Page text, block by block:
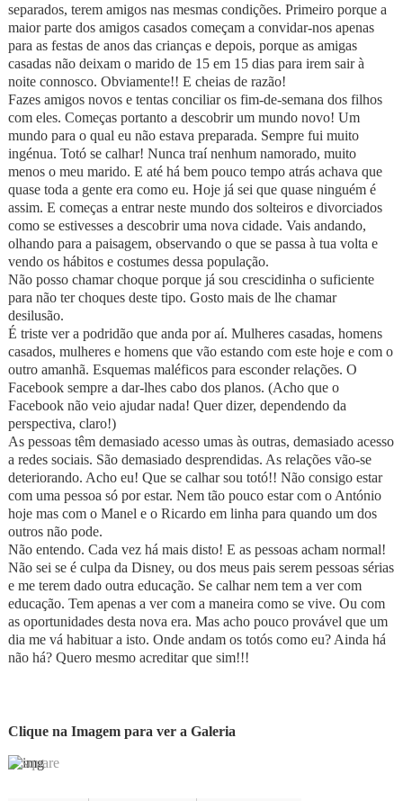
separados, terem amigos nas mesmas condições. Primeiro porque a
maior parte dos amigos casados começam a convidar-nos apenas
para as festas de anos das crianças e depois, porque as amigas
casadas não deixam o marido de 15 em 15 dias para irem sair à
noite connosco. Obviamente!! E cheias de razão!
Fazes amigos novos e tentas conciliar os fim‑de‑semana dos filhos
com eles. Começas portanto a descobrir um mundo novo! Um
mundo para o qual eu não estava preparada. Sempre fui muito
ingénua. Totó se calhar! Nunca traí nenhum namorado, muito
menos o meu marido. E até há bem pouco tempo atrás achava que
quase toda a gente era como eu. Hoje já sei que quase ninguém é
assim. E começas a entrar neste mundo dos solteiros e divorciados
como se estivesses a descobrir uma nova cidade. Vais andando,
olhando para a paisagem, observando o que se passa à tua volta e
vendo os hábitos e costumes dessa população.
Não posso chamar choque porque já sou crescidinha o suficiente
para não ter choques deste tipo. Gosto mais de lhe chamar
desilusão.
É triste ver a podridão que anda por aí. Mulheres casadas, homens
casados, mulheres e homens que vão estando com este hoje e com o
outro amanhã. Esquemas maléficos para esconder relações. O
Facebook sempre a dar-lhes cabo dos planos. (Acho que o
Facebook não veio ajudar nada! Quer dizer, dependendo da
perspectiva, claro!)
As pessoas têm demasiado acesso umas às outras, demasiado acesso
a redes sociais. São demasiado desprendidas. As relações vão-se
deteriorando. Acho eu! Que se calhar sou totó!! Não consigo estar
com uma pessoa só por estar. Nem tão pouco estar com o António
hoje mas com o Manel e o Ricardo em linha para quando um dos
outros não pode.
Não entendo. Cada vez há mais disto! E as pessoas acham normal!
Não sei se é culpa da Disney, ou dos meus pais serem pessoas sérias
e me terem dado outra educação. Se calhar nem tem a ver com
educação. Tem apenas a ver com a maneira como se vive. Ou com
as oportunidades desta nova era. Mas acho pouco provável que um
dia me vá habituar a isto. Onde andam os totós como eu? Ainda há
não há? Quero mesmo acreditar que sim!!!
Clique na Imagem para ver a Galeria